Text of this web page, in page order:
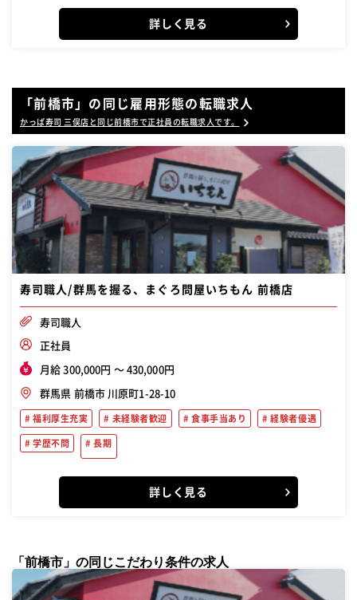
詳しく見る
「前橋市」の同じ雇用形態の転職求人
かっぱ寿司 三俣店と同じ前橋市で正社員の転職求人です。
寿司職人/群馬を握る、まぐろ問屋いちもん 前橋店
寿司職人
正社員
月給 300,000円 〜 430,000円
群馬県 前橋市 川原町1-28-10
福利厚生充実 未経験者歓迎 食事手当あり 経験者優遇
学歴不問 長期
詳しく見る
「前橋市」の同じこだわり条件の求人